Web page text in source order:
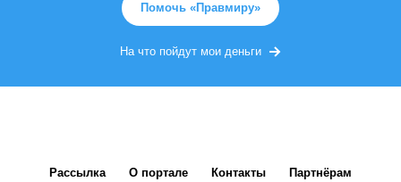
Помочь «Правмиру»
На что пойдут мои деньги
Рассылка О портале Контакты Партнёрам